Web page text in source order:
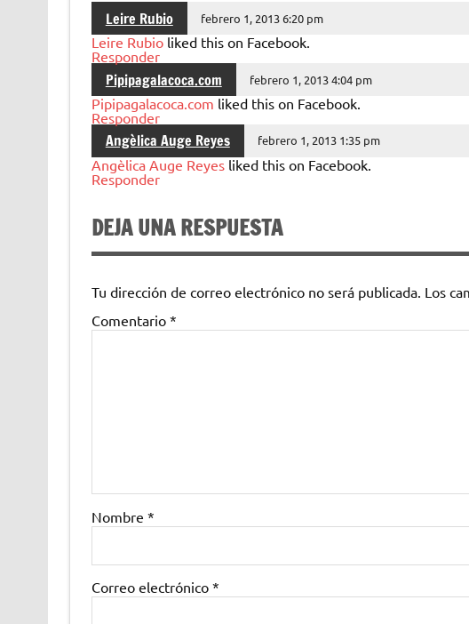
Leire Rubio febrero 1, 2013 6:20 pm
Leire Rubioliked this on Facebook.
Responder
Pipipagalacoca.com febrero 1, 2013 4:04 pm
Pipipagalacoca.com liked this on Facebook.
Responder
Angèlica Auge Reyes febrero 1, 2013 1:35 pm
Angèlica Auge Reyesliked this on Facebook.
Responder
DEJA UNA RESPUESTA
Tu dirección de correo electrónico no será publicada. Los
Comentario *
Nombre *
Correo electrónico *